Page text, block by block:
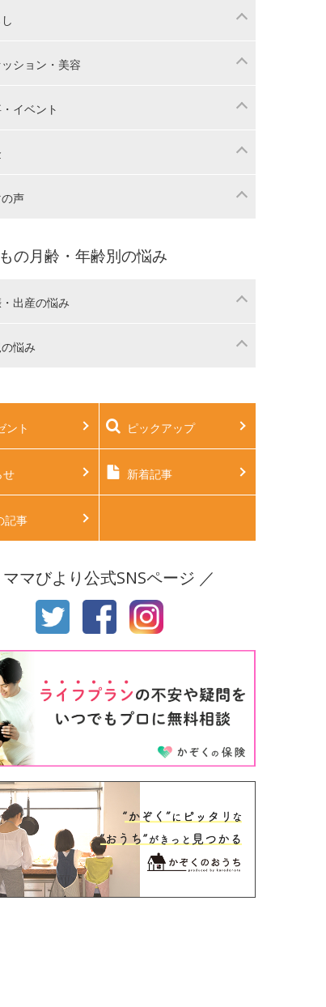
夫婦関係
ション・美容
ファッション
イベント
内祝い
声
の月齢・年齢別の悩み
出産の悩み
悩み
生後3ヶ月
生後5ヶ月
生後11ヶ月
4才
6才
ント ピックアップ
せ 新着記事
記事
ママびより公式SNSページ ／